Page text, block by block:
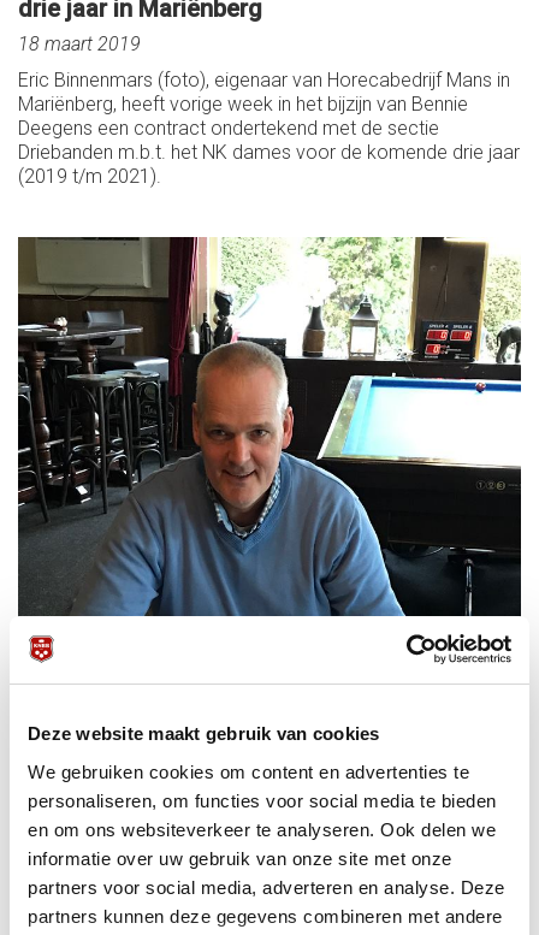
Deze website maakt gebruik van cookies
We gebruiken cookies om content en advertenties te
personaliseren, om functies voor social media te bieden
en om ons websiteverkeer te analyseren. Ook delen we
informatie over uw gebruik van onze site met onze
partners voor social media, adverteren en analyse. Deze
partners kunnen deze gegevens combineren met andere
drie jaar in Mariënberg
18 maart 2019
Eric Binnenmars (foto), eigenaar van Horecabedrijf Mans in
Mariënberg, heeft vorige week in het bijzijn van Bennie
Deegens een contract ondertekend met de sectie
Driebanden m.b.t. het NK dames voor de komende drie jaar
(2019 t/m 2021).